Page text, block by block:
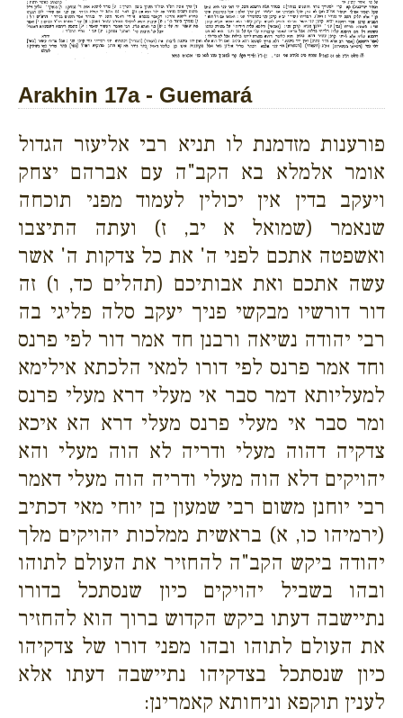
Arakhin 17a - Guemará
פורענות מזדמנת לו תניא רבי אליעזר הגדול
אומר אלמלא בא הקב"ה עם אברהם יצחק
ויעקב בדין אין יכולין לעמוד מפני תוכחה
שנאמר (שמואל א יב, ז) ועתה התיצבו
ואשפטה אתכם לפני ה' את כל צדקות ה' אשר
עשה אתכם ואת אבותיכם (תהלים כד, ו) זה
דור דורשיו מבקשי פניך יעקב סלה פליגי בה
רבי יהודה נשיאה ורבנן חד אמר דור לפי פרנס
וחד אמר פרנס לפי דורו למאי הלכתא אילימא
למעליותא דמר סבר אי מעלי דרא מעלי פרנס
ומר סבר אי מעלי פרנס מעלי דרא הא איכא
צדקיה דהוה מעלי ודריה לא הוה מעלי והא
יהויקים דלא הוה מעלי ודריה הוה מעלי דאמר
רבי יוחנן משום רבי שמעון בן יוחי מאי דכתיב
(ירמיהו כו, א) בראשית ממלכות יהויקים מלך
יהודה ביקש הקב"ה להחזיר את העולם לתוהו
ובהו בשביל יהויקים כיון שנסתכל בדורו
נתיישבה דעתו ביקש הקדוש ברוך הוא להחזיר
את העולם לתוהו ובהו מפני דורו של צדקיהו
כיון שנסתכל בצדקיהו נתיישבה דעתו אלא
לענין תוקפא וניחותא קאמרינן: